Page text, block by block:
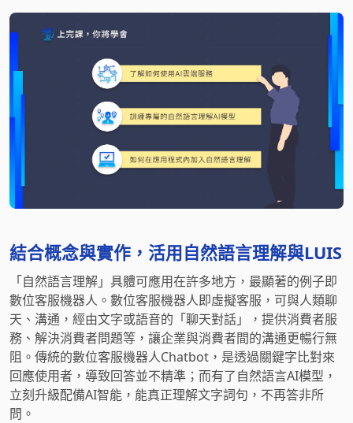
結合概念與實作，活用自然語言理解與LUIS
「自然語言理解」具體可應用在許多地方，最顯著的例子即
數位客服機器人。數位客服機器人即虛擬客服，可與人類聊
天、溝通，經由文字或語音的「聊天對話」，提供消費者服
務、解決消費者問題等，讓企業與消費者間的溝通更暢行無
阻。傳統的數位客服機器人Chatbot，是透過關鍵字比對來
回應使用者，導致回答並不精準；而有了自然語言AI模型，
立刻升級配備AI智能，能真正理解文字詞句，不再答非所
問。